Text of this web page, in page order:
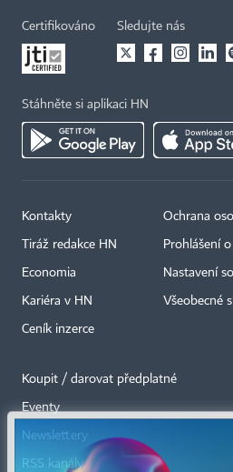
Certifikováno Sledujte nás
Stáhněte si aplikaci HN
Kontakty
Tiráž redakce HN
Economia
Kariéra v HN
Ceník inzerce
Ochrana
Prohlášení
Nastavení
Všeobecné
Koupit / darovat předplatné
Eventy
Newslettery
RSS kanály